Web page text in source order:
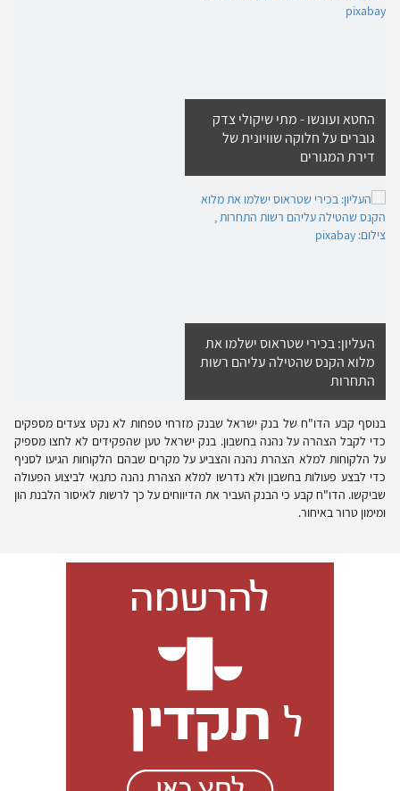
החטא ועונשו - מתי שיקולי צדק
גוברים על חלוקה שוויונית של
דירת המגורים
העליון: בכירי שטראוס ישלמו את
מלוא הקנס שהטילה עליהם רשות
התחרות
בנוסף קבע הדו"ח של בנק ישראל שבנק מזרחי טפחות לא נקט צעדים מספקים
כדי לקבל הצהרה על נהנה בחשבון. בנק ישראל טען שהפקידים לא לחצו מספיק
על הלקוחות למלא הצהרת נהנה והצביע על מקרים שבהם הלקוחות הגיעו לסניף
כדי לבצע פעולות בחשבון ולא נדרשו למלא הצהרת נהנה כתנאי לביצוע הפעולה
שביקשו. הדו"ח קבע כי הבנק העביר את הדיווחים על כך לרשות לאיסור הלבנת הון
ומימון טרור באיחור.